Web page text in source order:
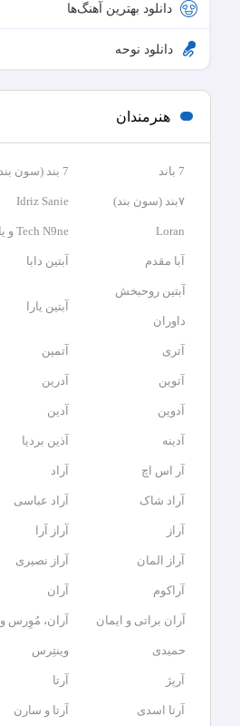
دانلود بهترین آهنگ‌ها
دانلود نوحه
هنرمندان
7 باند 7 بند (سون بند)
۷بند (سون بند) Idriz Sanie
Loran Tech N9ne و یاس
آبا مقدم آبتین دابا
آبتین روحبخش
داوران
آبتین یارا
آتری آتمین
آتوین آدرین
آدوین آدین
آدینه آذین بردیا
آر اس اچ آراد
آراد شاک آراد عباسی
آراز آراز آرا
آراز المان آراز نصیری
آراکوم آران
آران براتی و ایمان
حمیدی
آران، مُوِرس و
وینتِرس
آرپژ آرتا
آرتا اسدی آرتا و سارن